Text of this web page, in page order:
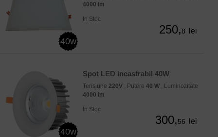
40w
4000 lm
In Stoc
250,8 lei
40w
Spot LED incastrabil 40W
Tensiune 220V , Putere 40 W , Luminozitate
4000 lm
In Stoc
300,56 lei